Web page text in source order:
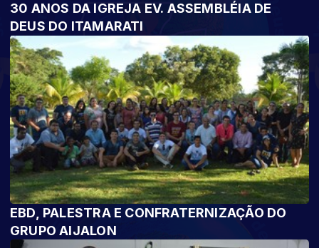
30 ANOS DA IGREJA EV. ASSEMBLÉIA DE
DEUS DO ITAMARATI
EBD, PALESTRA E CONFRATERNIZAÇÃO DO
GRUPO AIJALON